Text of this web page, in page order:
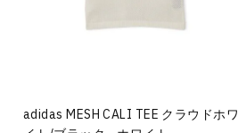
adidas MESH CALI TEE クラウドホワ